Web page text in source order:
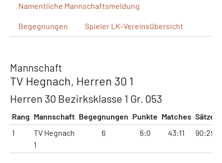
Namentliche Mannschaftsmeldung
Begegnungen Spieler LK-Vereinsübersicht
Mannschaft
TV Hegnach, Herren 30 1
Herren 30 Bezirksklasse 1 Gr. 053
Rang Mannschaft Begegnungen Punkte Matches Sätze
1
TV Hegnach
1
6 6:0 43:11 90:29